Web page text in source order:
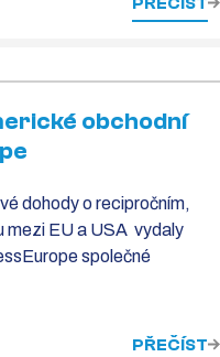
obchodní
dohody o recipročním,
mezi EU a USA vydaly
společné
PŘEČÍST